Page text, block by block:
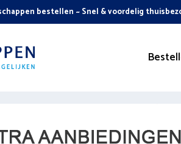
bestellen ~ Snel & voordelig